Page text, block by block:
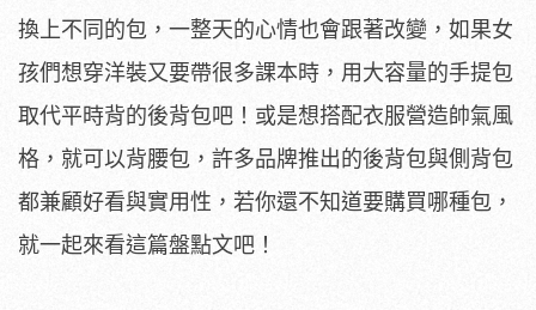
換上不同的包，一整天的心情也會跟著改變，如果女
孩們想穿洋裝又要帶很多課本時，用大容量的手提包
取代平時背的後背包吧！或是想搭配衣服營造帥氣風
格，就可以背腰包，許多品牌推出的後背包與側背包
都兼顧好看與實用性，若你還不知道要購買哪種包，
就一起來看這篇盤點文吧！